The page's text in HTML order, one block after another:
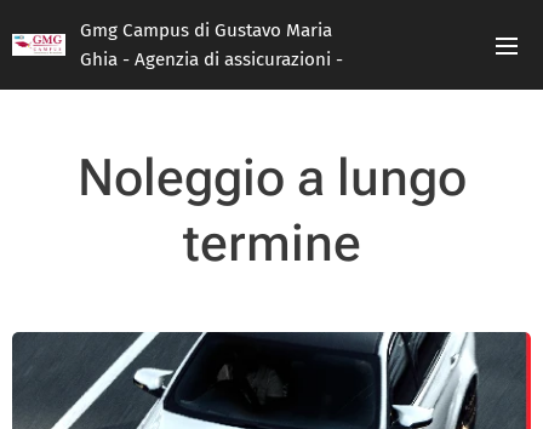
Gmg Campus di Gustavo Maria
Ghia - Agenzia di assicurazioni -
RUI : A000075352 -
Noleggio a lungo
termine